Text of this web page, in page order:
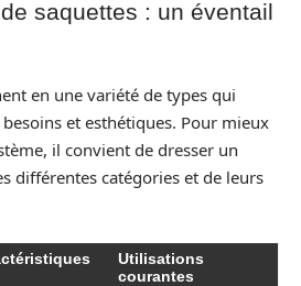
saquettes : un éventail
en une variété de types qui
et esthétiques. Pour mieux
il convient de dresser un
différentes catégories et de leurs
Utilisations
courantes